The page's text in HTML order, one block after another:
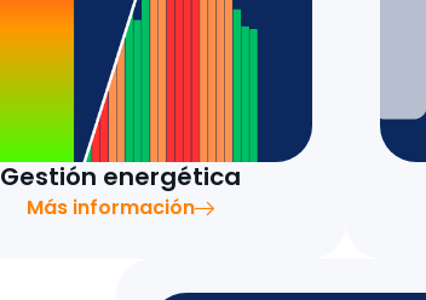
Gestión energética
Más información